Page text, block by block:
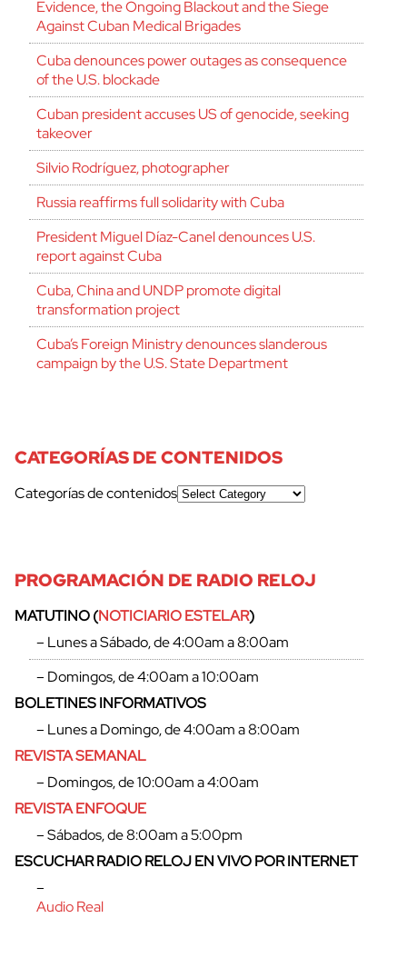
Evidence, the Ongoing Blackout and the Siege
Against Cuban Medical Brigades
Cuba denounces power outages as consequence
of the U.S. blockade
Cuban president accuses US of genocide, seeking
takeover
Silvio Rodríguez, photographer
Russia reaffirms full solidarity with Cuba
President Miguel Díaz-Canel denounces U.S.
report against Cuba
Cuba, China and UNDP promote digital
transformation project
Cuba’s Foreign Ministry denounces slanderous
campaign by the U.S. State Department
CATEGORÍAS DE CONTENIDOS
Categorías de contenidos
PROGRAMACIÓN DE RADIO RELOJ
MATUTINO (NOTICIARIO ESTELAR)
– Lunes a Sábado, de 4:00am a 8:00am
– Domingos, de 4:00am a 10:00am
BOLETINES INFORMATIVOS
– Lunes a Domingo, de 4:00am a 8:00am
REVISTA SEMANAL
– Domingos, de 10:00am a 4:00am
REVISTA ENFOQUE
– Sábados, de 8:00am a 5:00pm
ESCUCHAR RADIO RELOJ EN VIVO POR INTERNET
–
Audio Real